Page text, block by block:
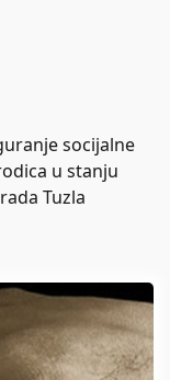
socijalne
u stanju
Tuzla